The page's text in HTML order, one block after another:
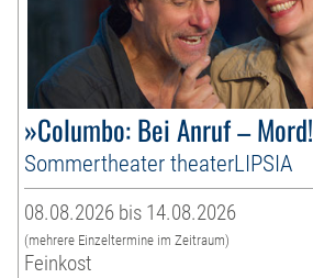
»Columbo: Bei Anruf –
Sommertheater theaterLIPSIA
08.08.2026 bis 14.08.2026
(mehrere Einzeltermine im Zeitraum)
Feinkost